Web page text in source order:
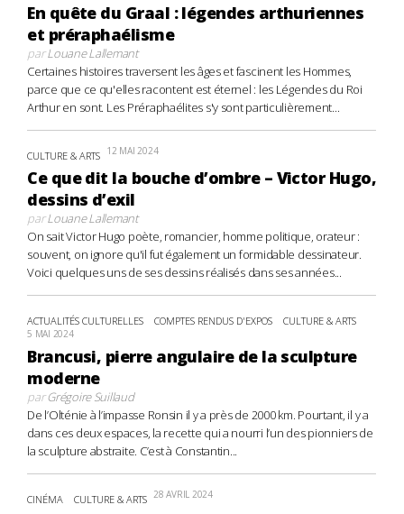
En quête du Graal : légendes arthuriennes
et préraphaélisme
parLouane Lallemant
Certaines histoires traversent les âges et fascinent les Hommes,
parce que ce qu'elles racontent est éternel : les Légendes du Roi
Arthur en sont. Les Préraphaélites s'y sont particulièrement...
CULTURE & ARTS 12 MAI 2024
Ce que dit la bouche d’ombre – Victor Hugo,
dessins d’exil
parLouane Lallemant
On sait Victor Hugo poète, romancier, homme politique, orateur :
souvent, on ignore qu'il fut également un formidable dessinateur.
Voici quelques uns de ses dessins réalisés dans ses années...
ACTUALITÉS CULTURELLES COMPTES RENDUS D'EXPOS CULTURE & ARTS
5 MAI 2024
Brancusi, pierre angulaire de la sculpture
moderne
parGrégoire Suillaud
De l’Olténie à l’impasse Ronsin il y a près de 2000 km. Pourtant, il y a
dans ces deux espaces, la recette qui a nourri l’un des pionniers de
la sculpture abstraite. C’est à Constantin...
CINÉMA CULTURE & ARTS 28 AVRIL 2024